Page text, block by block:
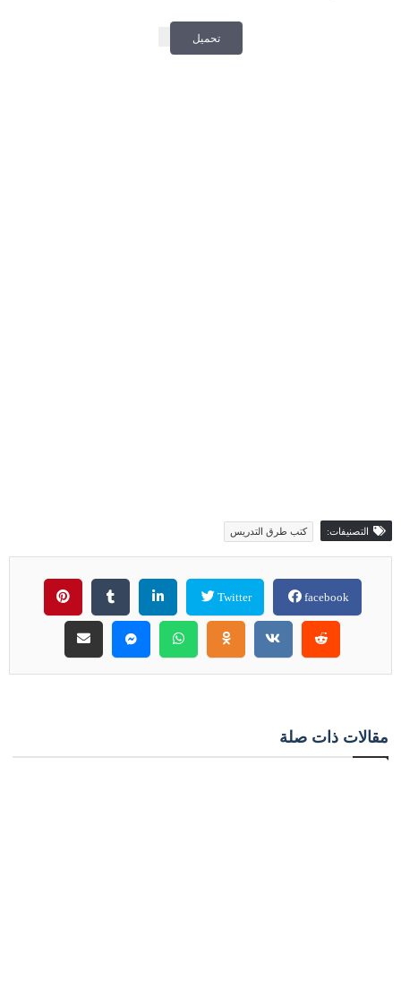
تحميل
التصنيفات: كتب طرق التدريس
facebook
Twitter
مقالات ذات صلة